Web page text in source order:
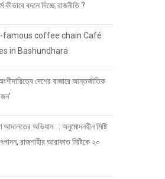
কীভাবে বদলে দিচ্ছে রাজনীতি ?
famous coffee chain Café
in Bashundhara
দেশের বাজারে আন্তর্জাতিক
আদালতের অভিযান : অনুমোদনহীন মিষ্টি
রাজশাহীর আরাফাত মিষ্টিকে ২০